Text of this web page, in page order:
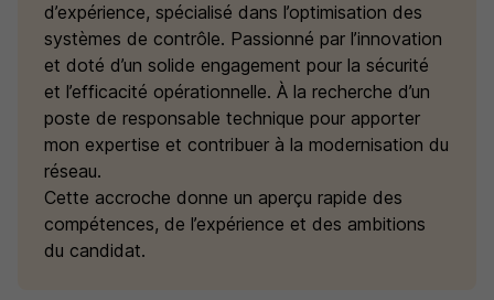
d’expérience, spécialisé dans l’optimisation des
systèmes de contrôle. Passionné par l’innovation
et doté d’un solide engagement pour la sécurité
et l’efficacité opérationnelle. À la recherche d’un
poste de responsable technique pour apporter
mon expertise et contribuer à la modernisation du
réseau.
Cette accroche donne un aperçu rapide des
compétences, de l’expérience et des ambitions
du candidat.